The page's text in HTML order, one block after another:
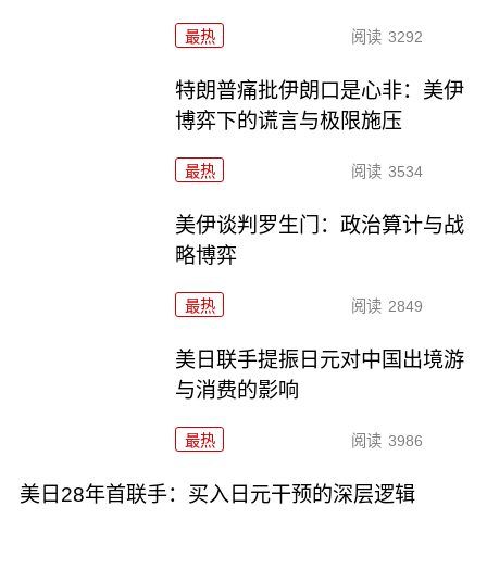
最热 阅读 3292
特朗普痛批伊朗口是心非：美伊
博弈下的谎言与极限施压
最热 阅读 3534
美伊谈判罗生门：政治算计与战
略博弈
最热 阅读 2849
美日联手提振日元对中国出境游
与消费的影响
最热 阅读 3986
美日28年首联手：买入日元干预的深层逻辑